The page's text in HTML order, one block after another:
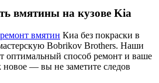
вмятины на кузове Kia
ремонт вмятин Киа без покраски в
Bobrikov Brothers. Наши
оптимальный способ ремонт и ваше
новое — вы не заметите следов